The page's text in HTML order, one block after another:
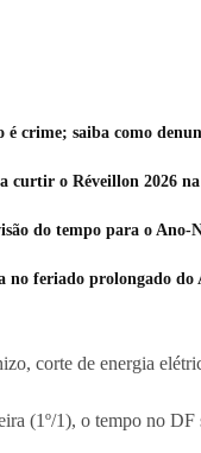
crime; saiba como
curtir o Réveillon 2026
do tempo para o Ano-
no feriado prolongado do
corte de energia
(1º/1), o tempo no